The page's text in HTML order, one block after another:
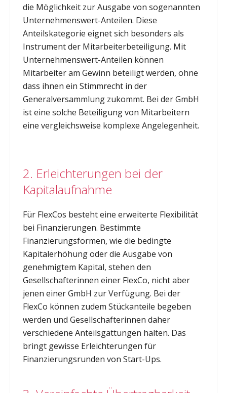
die Möglichkeit zur Ausgabe von sogenannten
Unternehmenswert-Anteilen. Diese
Anteilskategorie eignet sich besonders als
Instrument der Mitarbeiterbeteiligung. Mit
Unternehmenswert-Anteilen können
Mitarbeiter am Gewinn beteiligt werden, ohne
dass ihnen ein Stimmrecht in der
Generalversammlung zukommt. Bei der GmbH
ist eine solche Beteiligung von Mitarbeitern
eine vergleichsweise komplexe Angelegenheit.
2. Erleichterungen bei der
Kapitalaufnahme
Für FlexCos besteht eine erweiterte Flexibilität
bei Finanzierungen. Bestimmte
Finanzierungsformen, wie die bedingte
Kapitalerhöhung oder die Ausgabe von
genehmigtem Kapital, stehen den
Gesellschafterinnen einer FlexCo, nicht aber
jenen einer GmbH zur Verfügung. Bei der
FlexCo können zudem Stückanteile begeben
werden und Gesellschafterinnen daher
verschiedene Anteilsgattungen halten. Das
bringt gewisse Erleichterungen für
Finanzierungsrunden von Start-Ups.